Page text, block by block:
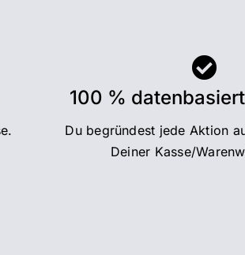
100 %
Du begründest jede Aktion
Deiner Kasse/